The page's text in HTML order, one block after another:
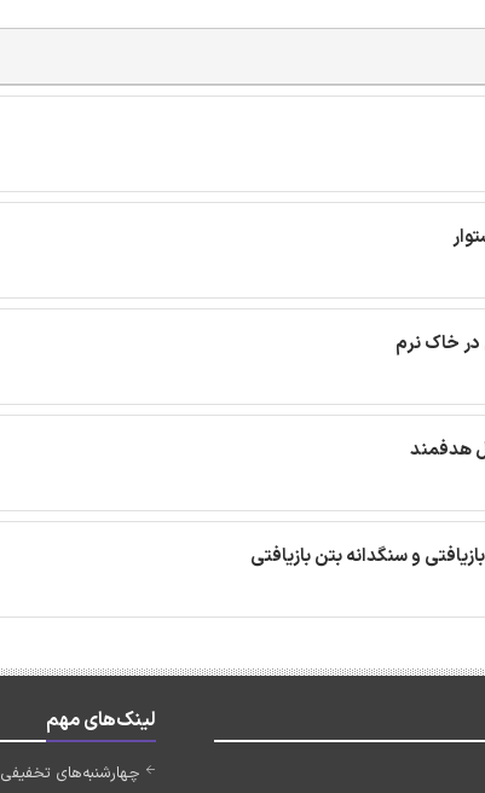
خاک نرم
هدفمند
و سنگدانه بتن بازیافتی
لینک‌های مهم
چهارشنبه‌های تخفیفی